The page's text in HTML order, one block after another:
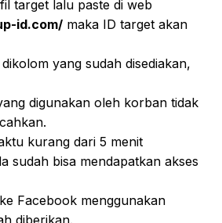
target lalu paste di web
id.com/ maka ID target akan
yang sudah disediakan,
digunakan oleh korban tidak
kurang dari 5 menit
sudah bisa mendapatkan akses
Facebook menggunakan